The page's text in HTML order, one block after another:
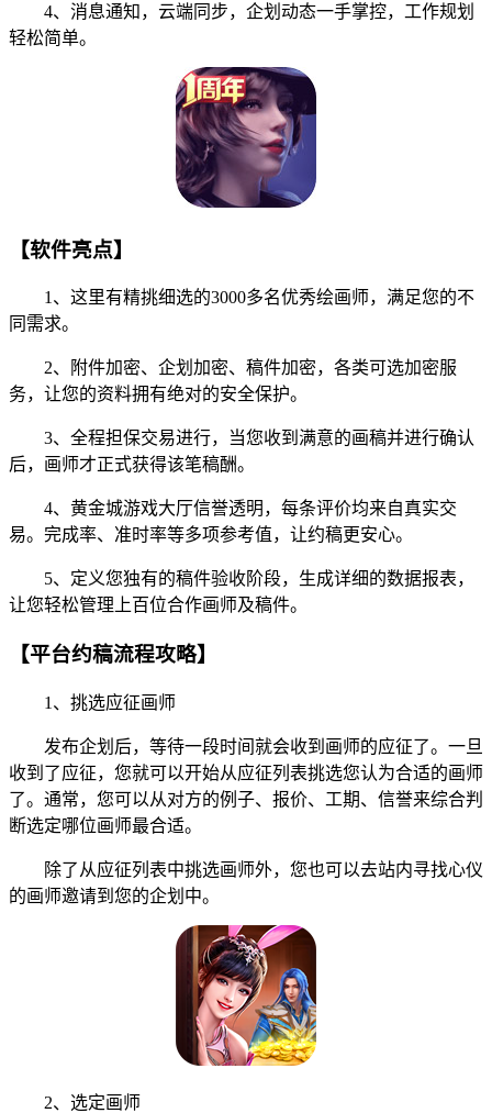
4、消息通知，云端同步，企划动态一手掌控，工作规划
轻松简单。
【软件亮点】
1、这里有精挑细选的3000多名优秀绘画师，满足您的不
同需求。
2、附件加密、企划加密、稿件加密，各类可选加密服
务，让您的资料拥有绝对的安全保护。
3、全程担保交易进行，当您收到满意的画稿并进行确认
后，画师才正式获得该笔稿酬。
4、黄金城游戏大厅信誉透明，每条评价均来自真实交
易。完成率、准时率等多项参考值，让约稿更安心。
5、定义您独有的稿件验收阶段，生成详细的数据报表，
让您轻松管理上百位合作画师及稿件。
【平台约稿流程攻略】
1、挑选应征画师
发布企划后，等待一段时间就会收到画师的应征了。一旦
收到了应征，您就可以开始从应征列表挑选您认为合适的画师
了。通常，您可以从对方的例子、报价、工期、信誉来综合判
断选定哪位画师最合适。
除了从应征列表中挑选画师外，您也可以去站内寻找心仪
的画师邀请到您的企划中。
2、选定画师